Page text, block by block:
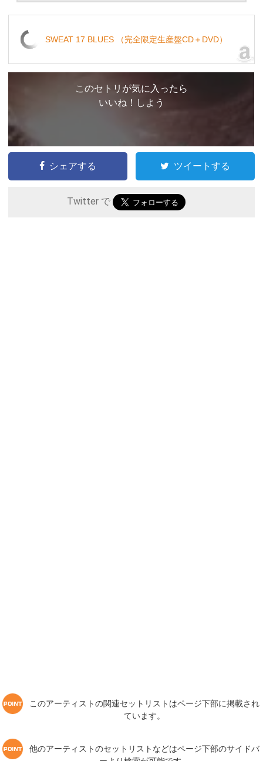
SWEAT 17 BLUES （完全限定生産盤CD＋DVD）
このセトリが気に入ったら
いいね！しよう
シェアする ツイートする
Twitter で
このアーティストの関連セットリストはページ下部に掲載され
ています。
他のアーティストのセットリストなどはページ下部のサイドバ